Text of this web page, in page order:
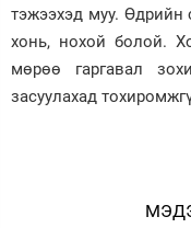
тэжээхэд муу. Өдрийн
хонь, нохой болой.
мөрөө гаргавал
засуулахад